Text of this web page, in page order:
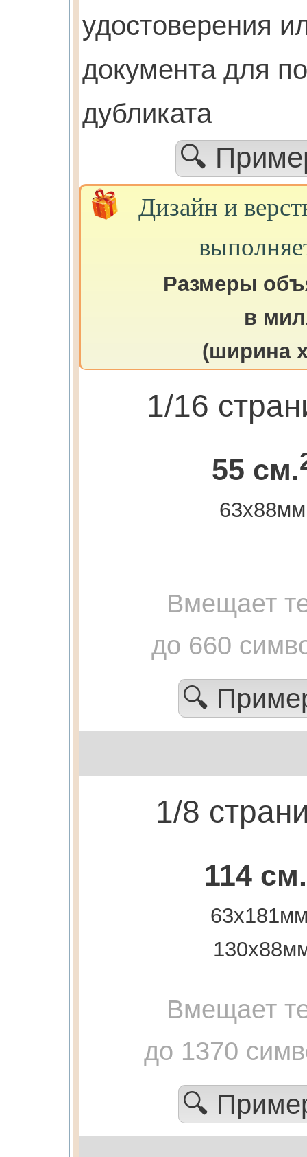
удостоверения
документа для
дубликата
🔍
Дизайн и
Размеры
в
(ширина
1/16
55 см.
63х88мм
Вмещает
до 660
🔍
1/8
114 см.
Вмещает
до 1370
🔍